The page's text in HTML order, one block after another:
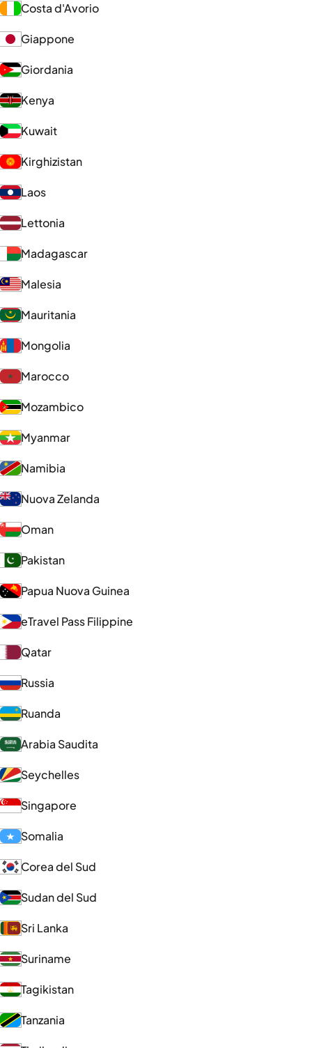
Costa d'Avorio
Giappone
Giordania
Kenya
Kuwait
Kirghizistan
Laos
Lettonia
Madagascar
Malesia
Mauritania
Mongolia
Marocco
Mozambico
Myanmar
Namibia
Nuova Zelanda
Oman
Pakistan
Papua Nuova Guinea
eTravel Pass Filippine
Qatar
Russia
Ruanda
Arabia Saudita
Seychelles
Singapore
Somalia
Corea del Sud
Sudan del Sud
Sri Lanka
Suriname
Tagikistan
Tanzania